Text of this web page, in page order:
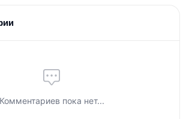
Комментариев пока нет...